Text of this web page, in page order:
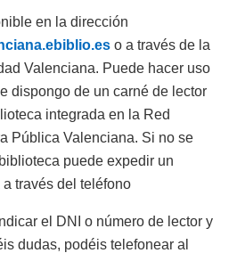
en la dirección
o a través de la
Valenciana. Puede hacer uso
dispongo de un carné de lector
integrada en la Red
Pública Valenciana. Si no se
puede expedir un
través del teléfono
el DNI o número de lector y
dudas, podéis telefonear al